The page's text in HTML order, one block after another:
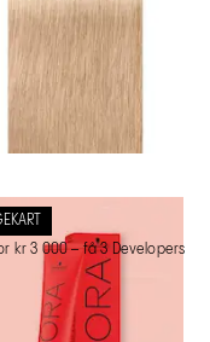
kr 3 000 – få 3 Developers